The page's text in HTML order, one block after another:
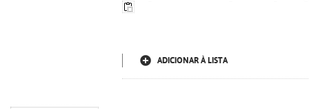
ADICIONAR À LISTA